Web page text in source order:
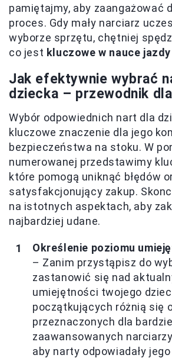
pamiętajmy, aby zaangażować
proces. Gdy mały narciarz
wyborze sprzętu, chętniej
co jest kluczowe w nauce
Jak efektywnie wybrać
dziecka – przewodnik
Wybór odpowiednich nart dla
kluczowe znaczenie dla jego
bezpieczeństwa na stoku. W
numerowanej przedstawimy
które pomogą uniknąć błędów
satysfakcjonujący zakup.
na istotnych aspektach, aby
najbardziej udane.
Określenie poziomu
– Zanim przystąpisz do
zastanowić się nad
umiejętności twojego
początkujących różnią się
przeznaczonych dla
zaawansowanych
aby narty odpowiadały jego